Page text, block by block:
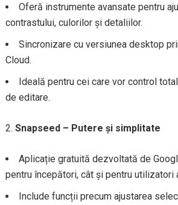
Oferă instrumente avansate pentru
contrastului, culorilor și detaliilor.
Sincronizare cu versiunea desktop
Cloud.
Ideală pentru cei care vor control
de editare.
Snapseed – Putere și simplitate
Aplicație gratuită dezvoltată de
pentru începători, cât și pentru utilizatori
Include funcții precum ajustarea